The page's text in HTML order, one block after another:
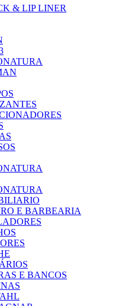
& LIP LINER
E BARBEARIA
E BANCOS